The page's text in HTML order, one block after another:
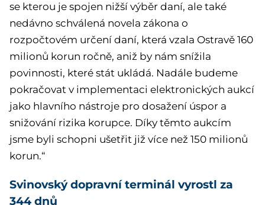
se kterou je spojen nižší výběr daní, ale také
nedávno schválená novela zákona o
rozpočtovém určení daní, která vzala Ostravě 160
milionů korun ročně, aniž by nám snížila
povinnosti, které stát ukládá. Nadále budeme
pokračovat v implementaci elektronických aukcí
jako hlavního nástroje pro dosažení úspor a
snižování rizika korupce. Díky těmto aukcím
jsme byli schopni ušetřit již více než 150 milionů
korun.“
Svinovský dopravní terminál vyrostl za
344 dnů